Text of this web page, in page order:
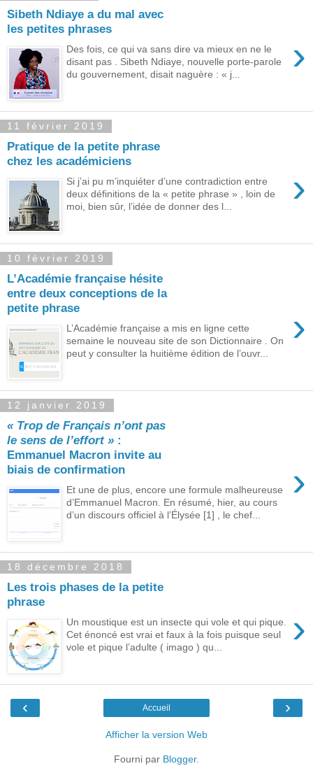
Sibeth Ndiaye a du mal avec
les petites phrases
›
Des fois, ce qui va sans dire va mieux en ne le
disant pas . Sibeth Ndiaye, nouvelle porte-parole
du gouvernement, disait naguère : « j...
11 février 2019
Pratique de la petite phrase
chez les académiciens
›
Si j’ai pu m’inquiéter d’une contradiction entre
deux définitions de la « petite phrase » , loin de
moi, bien sûr, l’idée de donner des l...
10 février 2019
L’Académie française hésite
entre deux conceptions de la
petite phrase
›
L’Académie française a mis en ligne cette
semaine le nouveau site de son Dictionnaire . On
peut y consulter la huitième édition de l’ouvr...
12 janvier 2019
« Trop de Français n’ont pas
le sens de l’effort » :
Emmanuel Macron invite au
biais de confirmation
›
Et une de plus, encore une formule malheureuse
d’Emmanuel Macron. En résumé, hier, au cours
d’un discours officiel à l’Élysée [1] , le chef...
18 décembre 2018
Les trois phases de la petite
phrase
›
Un moustique est un insecte qui vole et qui pique.
Cet énoncé est vrai et faux à la fois puisque seul
vole et pique l’adulte ( imago ) qu...
‹ ›
Accueil
Afficher la version Web
Fourni par Blogger.